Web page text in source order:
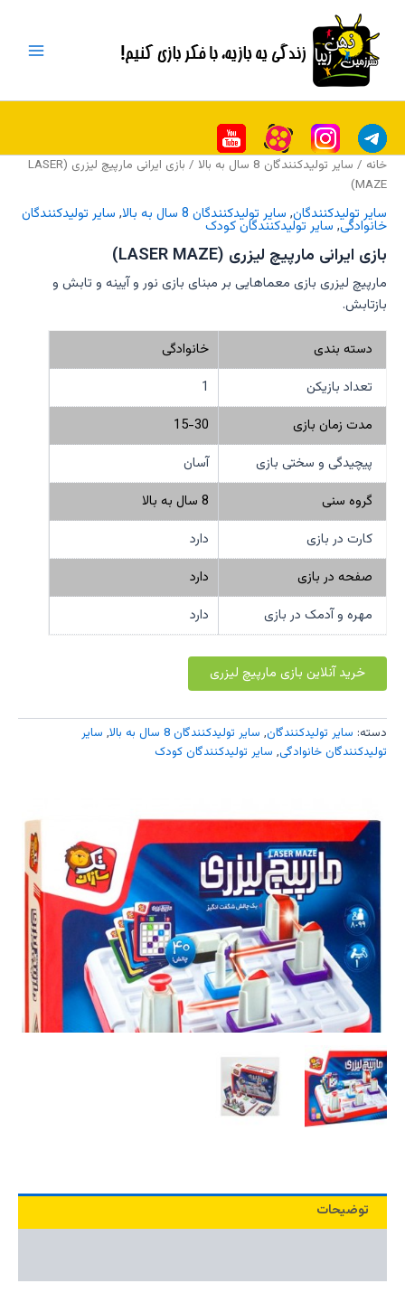
محتوا
Menu
خانه / سایر تولیدکنندگان 8 سال به بالا
/ بازی ایرانی مارپیچ لیزری (LASER
MAZE)
سایر تولیدکنندگان, سایر تولیدکنندگان 8 سال به بالا , سایر تولیدکنندگان
خانوادگی, سایر تولیدکنندگان کودک
بازی ایرانی مارپیچ لیزری (LASER MAZE)
مارپیچ لیزری بازی معماهایی بر مبنای بازی نور و آیینه و تابش و
بازتابش.
دسته بندی
خانوادگی
تعداد بازیکن
1
مدت زمان بازی
15-30
پیچیدگی و سختی بازی
آسان
گروه سنی
8 سال به بالا
کارت در بازی
دارد
صفحه در بازی
دارد
مهره و آدمک در بازی
دارد
خرید آنلاین بازی مارپیچ لیزری
دسته: سایر تولیدکنندگان, سایر تولیدکنندگان 8 سال به بالا , سایر
تولیدکنندگان خانوادگی, سایر تولیدکنندگان کودک
توضیحات